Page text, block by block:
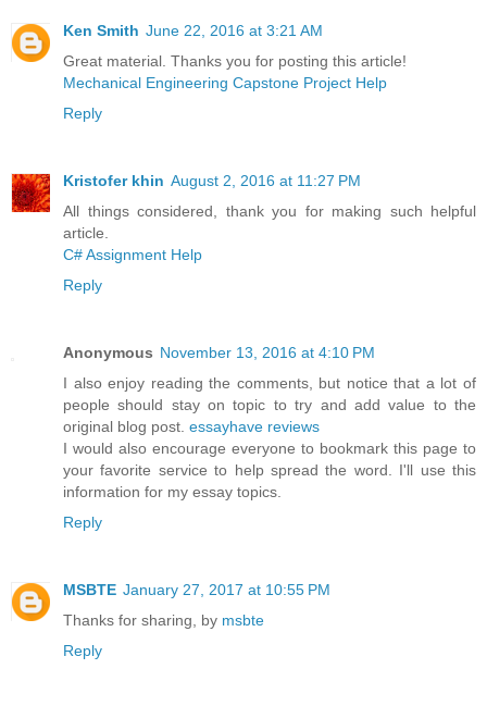
Ken Smith June 22, 2016 at 3:21 AM
Great material. Thanks you for posting this article!
Mechanical Engineering Capstone Project Help
Reply
Kristofer khin August 2, 2016 at 11:27 PM
All things considered, thank you for making such helpful
article.
C# Assignment Help
Reply
Anonymous November 13, 2016 at 4:10 PM
I also enjoy reading the comments, but notice that a lot of
people should stay on topic to try and add value to the
original blog post. essayhave reviews
I would also encourage everyone to bookmark this page to
your favorite service to help spread the word. I'll use this
information for my essay topics.
Reply
MSBTE January 27, 2017 at 10:55 PM
Thanks for sharing, by msbte
Reply